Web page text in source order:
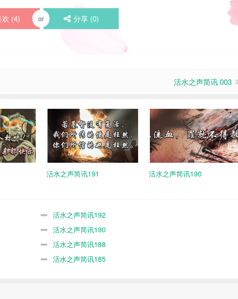
(4) or 分享 (0)
活水之声简讯 003
活水之声简讯191 活水之声简讯190
活水之声简讯192
活水之声简讯190
活水之声简讯188
活水之声简讯185